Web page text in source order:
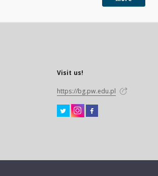
Visit us!
https://bg.pw.edu.pl